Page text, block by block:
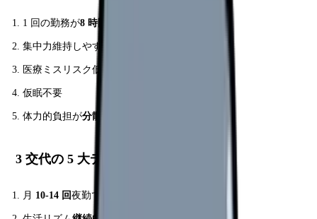
1 回の勤務が8 時間
集中力維持しやすい
医療ミスリスク低減
仮眠不要
体力的負担が分散
3 交代の 5 大デメリット
月 10-14 回夜勤で頻度多